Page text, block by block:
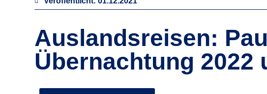
Auslandsreisen:
Übernachtung 2022